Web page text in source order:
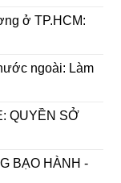
ở TP.HCM:
ngoài: Làm
QUYỀN SỞ
BẠO HÀNH -